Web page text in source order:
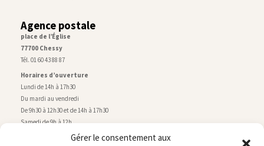
Gérer le consentement aux
Agence postale
place de l’Église
77700 Chessy
Tél. 01 60 43 88 87
Horaires d’ouverture
Lundi de 14h à 17h30
Du mardi au vendredi
De 9h30 à 12h30 et de 14h à 17h30
Samedi de 9h à 12h